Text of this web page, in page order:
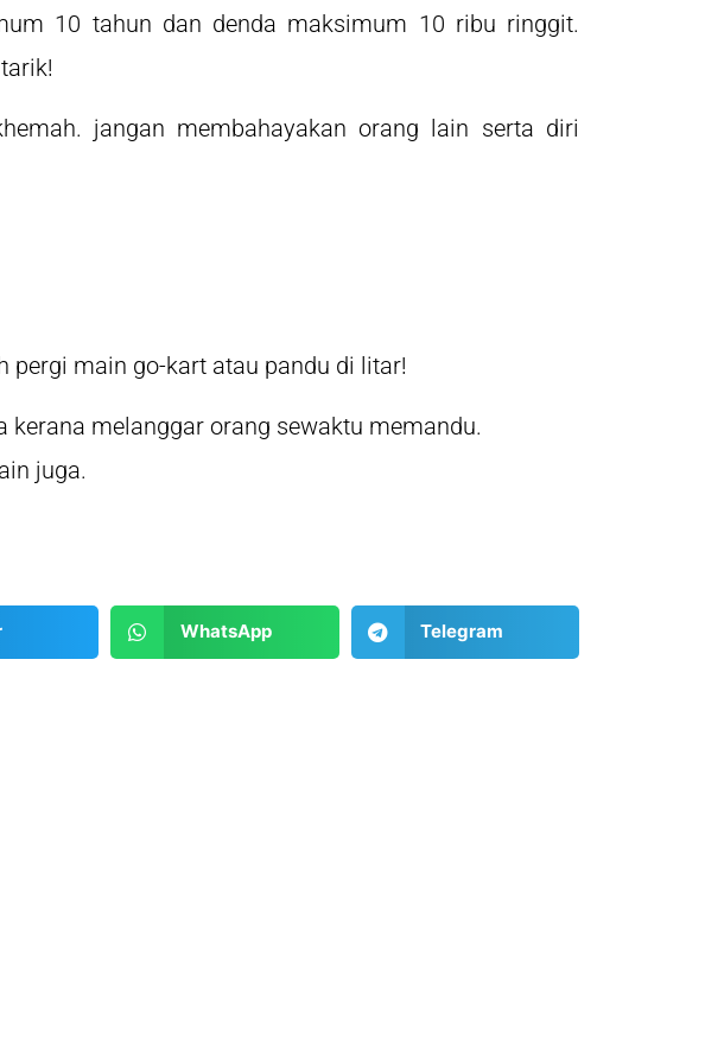
10 tahun dan denda maksimum 10 ribu ringgit.
jangan membahayakan orang lain serta diri
pergi main go-kart atau pandu di litar!
kerana melanggar orang sewaktu memandu.
juga.
WhatsApp Telegram